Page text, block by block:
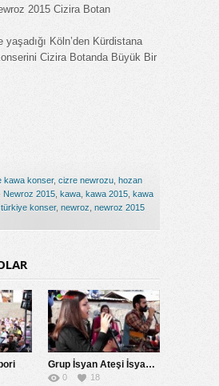
2015 Cizira Botan
yaşadığı Köln’den Kürdistana
Cizira Botanda Büyük Bir
kawa konser, cizre newrozu hozan
Newroz 2015 kawa kawa 2015 kawa
konser, newroz newroz 2015
Grup İsyan Ateşi İsyan Ateşi
0 18